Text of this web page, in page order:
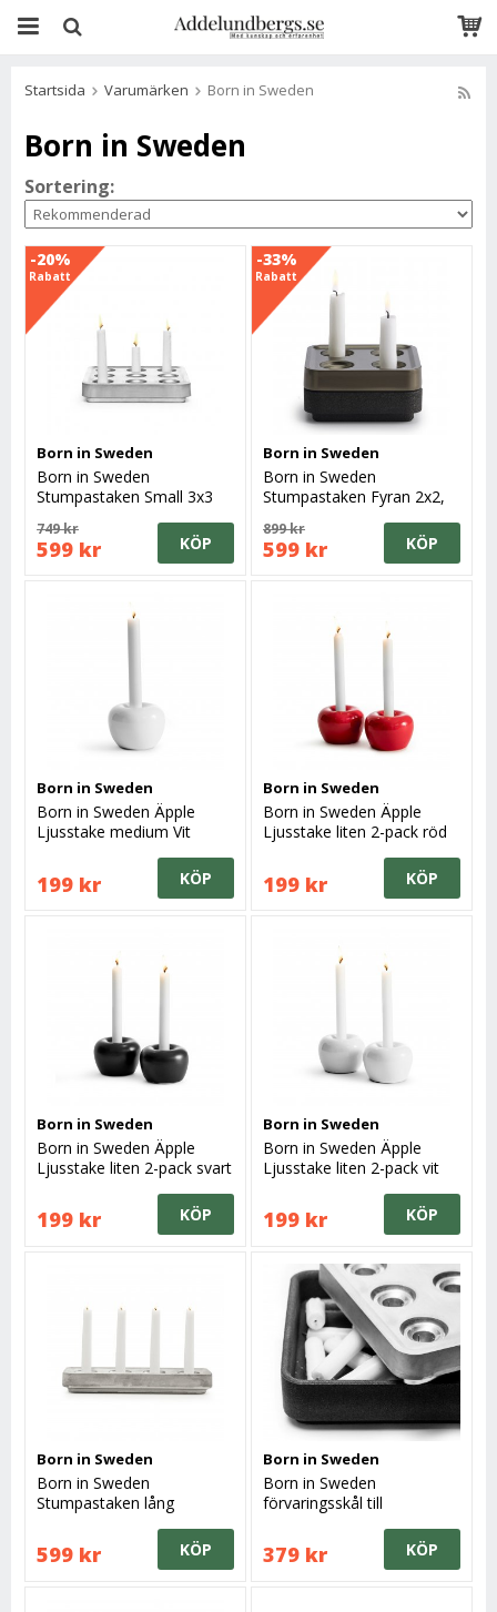
Startsida Varumärken Born in Sweden
Born in Sweden
Sortering:
-20%
Rabatt
Born in Sweden
Born in Sweden
Stumpastaken Small 3x3
749 kr
599 kr KÖP
-33%
Rabatt
Born in Sweden
Born in Sweden
Stumpastaken Fyran 2x2,
899 kr
599 kr KÖP
Born in Sweden
Born in Sweden Äpple
Ljusstake medium Vit
199 kr KÖP
Born in Sweden
Born in Sweden Äpple
Ljusstake liten 2-pack röd
199 kr KÖP
Born in Sweden
Born in Sweden Äpple
Ljusstake liten 2-pack svart
199 kr KÖP
Born in Sweden
Born in Sweden Äpple
Ljusstake liten 2-pack vit
199 kr KÖP
Born in Sweden
Born in Sweden
Stumpastaken lång
599 kr KÖP
Born in Sweden
Born in Sweden
förvaringsskål till
379 kr KÖP